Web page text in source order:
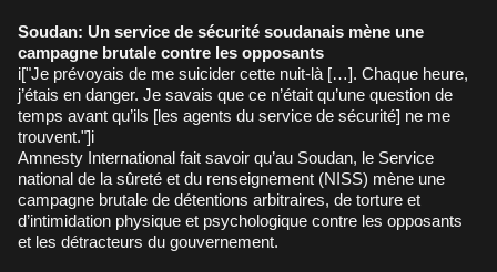
Soudan: Un service de sécurité soudanais mène une
campagne brutale contre les opposants
i["Je prévoyais de me suicider cette nuit-là […]. Chaque heure,
j’étais en danger. Je savais que ce n’était qu’une question de
temps avant qu’ils [les agents du service de sécurité] ne me
trouvent."]i
Amnesty International fait savoir qu’au Soudan, le Service
national de la sûreté et du renseignement (NISS) mène une
campagne brutale de détentions arbitraires, de torture et
d’intimidation physique et psychologique contre les opposants
et les détracteurs du gouvernement.